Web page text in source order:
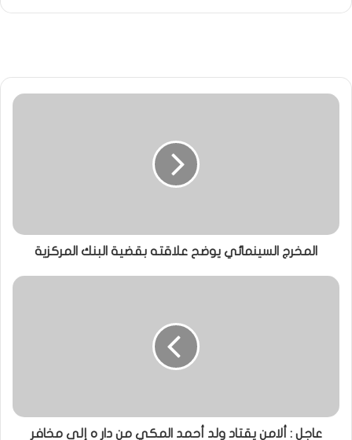
المخرج السينمائي يوضح علاقته بقضية البنك المركزية
عاجل : ألامن يقتاد ولد أحمد المكي من دار ه إلى مخافر